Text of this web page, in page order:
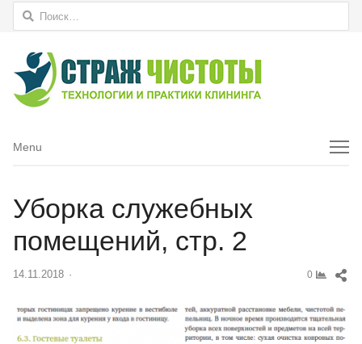
Найти:
Menu
Menu
Уборка служебных
помещений, стр. 2
14.11.2018 0